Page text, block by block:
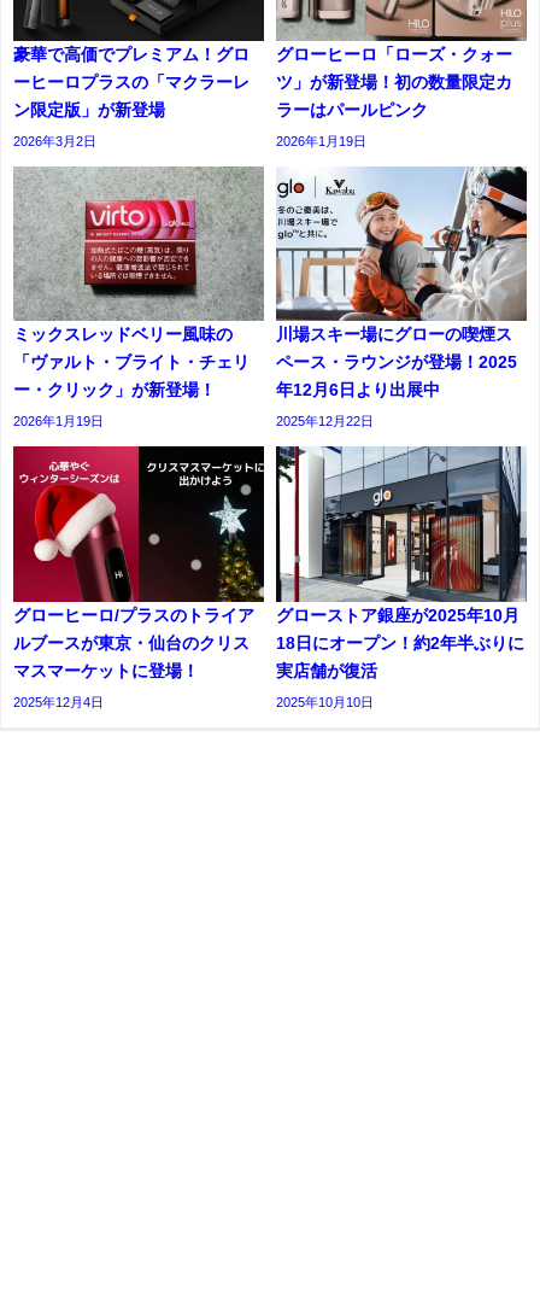
豪華で高価でプレミアム！グロ
ーヒーロプラスの「マクラーレ
ン限定版」が新登場
2026年3月2日
グローヒーロ「ローズ・クォー
ツ」が新登場！初の数量限定カ
ラーはパールピンク
2026年1月19日
ミックスレッドベリー風味の
「ヴァルト・ブライト・チェリ
ー・クリック」が新登場！
2026年1月19日
川場スキー場にグローの喫煙ス
ペース・ラウンジが登場！2025
年12月6日より出展中
2025年12月22日
グローヒーロ/プラスのトライア
ルブースが東京・仙台のクリス
マスマーケットに登場！
2025年12月4日
グローストア銀座が2025年10月
18日にオープン！約2年半ぶりに
実店舗が復活
2025年10月10日